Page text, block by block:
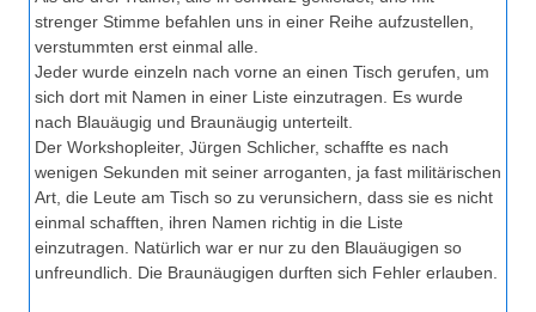
strenger Stimme befahlen uns in einer Reihe aufzustellen,
verstummten erst einmal alle.
Jeder wurde einzeln nach vorne an einen Tisch gerufen, um
sich dort mit Namen in einer Liste einzutragen. Es wurde
nach Blauäugig und Braunäugig unterteilt.
Der Workshopleiter, Jürgen Schlicher, schaffte es nach
wenigen Sekunden mit seiner arroganten, ja fast militärischen
Art, die Leute am Tisch so zu verunsichern, dass sie es nicht
einmal schafften, ihren Namen richtig in die Liste
einzutragen. Natürlich war er nur zu den Blauäugigen so
unfreundlich. Die Braunäugigen durften sich Fehler erlauben.